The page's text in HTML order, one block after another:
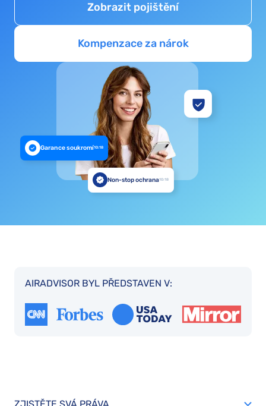
Zobrazit pojištění
Kompenzace za nárok
Garance soukromí10:18
Non-stop ochrana10:18
AIRADVISOR BYL PŘEDSTAVEN V: